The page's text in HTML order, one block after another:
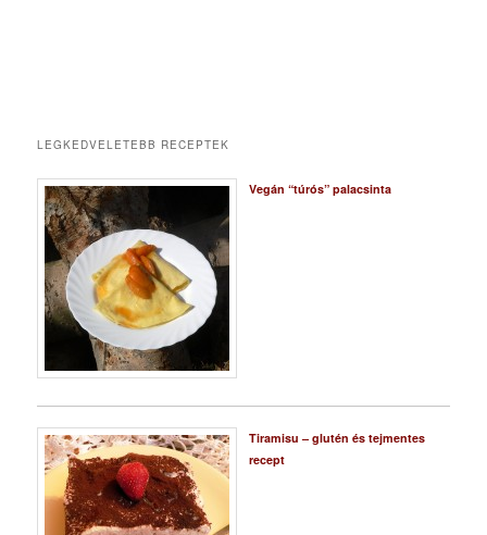
LEGKEDVELETEBB RECEPTEK
Vegán “túrós” palacsinta
Tiramisu – glutén és tejmentes
recept